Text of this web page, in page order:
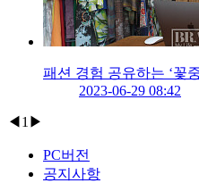
패션 경험 공유하는 ‘꽃
2023-06-29 08:42
◀ 1 ▶
PC버전
공지사항